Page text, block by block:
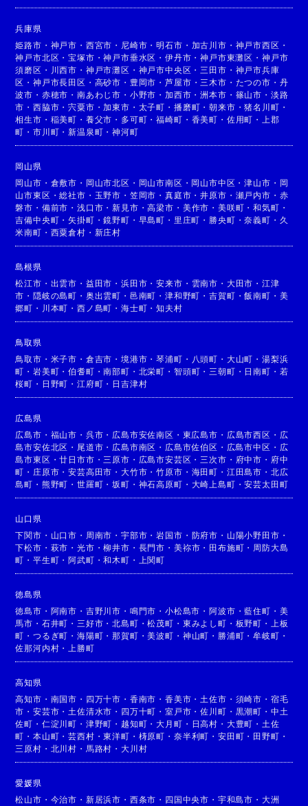
兵庫県
姫路市 ・ 神戸市 ・ 西宮市 ・ 尼崎市 ・明石市 ・ 加古川市 ・ 神戸市西区 ・
神戸市北区 ・宝塚市 ・神戸市垂水区 ・伊丹市 ・神戸市東灘区 ・ 神戸市
須磨区 ・ 川西市 ・ 神戸市灘区 ・ 神戸市中央区 ・ 三田市 ・ 神戸市兵庫
区 ・神戸市長田区 ・ 高砂市 ・ 豊岡市 ・芦屋市 ・ 三木市 ・ たつの市 ・ 丹
波市 ・ 赤穂市 ・南あわじ市 ・ 小野市 ・加西市 ・洲本市 ・ 篠山市 ・ 淡路
市 ・西脇市 ・宍粟市 ・加東市 ・ 太子町 ・ 播磨町 ・朝来市 ・猪名川町 ・
相生市 ・ 稲美町 ・ 養父市 ・ 多可町 ・福崎町 ・ 香美町 ・ 佐用町 ・
上郡
町 ・市川町 ・新温泉町 ・神河町
岡山県
岡山市 ・ 倉敷市 ・ 岡山市北区 ・ 岡山市南区 ・ 岡山市中区 ・津山市 ・ 岡
山市東区 ・総社市 ・ 玉野市 ・ 笠岡市 ・真庭市 ・井原市 ・ 瀬戸内市 ・ 赤
磐市 ・ 備前市 ・浅口市 ・新見市 ・高梁市 ・ 美作市 ・ 美咲町 ・和気町 ・
吉備中央町 ・矢掛町 ・鏡野町 ・ 早島町 ・ 里庄町 ・ 勝央町 ・奈義町 ・ 久
米南町 ・ 西粟倉村 ・ 新庄村
島根県
松江市 ・ 出雲市 ・ 益田市 ・浜田市 ・安来市 ・ 雲南市 ・ 大田市 ・ 江津
市 ・隠岐の島町 ・ 奥出雲町 ・ 邑南町 ・津和野町 ・吉賀町 ・飯南町 ・ 美
郷町 ・ 川本町 ・西ノ島町 ・海士町 ・知夫村
鳥取県
鳥取市 ・ 米子市 ・ 倉吉市 ・境港市 ・琴浦町 ・ 八頭町 ・ 大山町 ・ 湯梨浜
町 ・岩美町 ・伯耆町 ・南部町 ・ 北栄町 ・ 智頭町 ・ 三朝町 ・ 日南町 ・ 若
桜町 ・ 日野町 ・江府町 ・ 日吉津村
広島県
広島市 ・ 福山市 ・ 呉市 ・ 広島市安佐南区 ・ 東広島市 ・ 広島市西区 ・ 広
島市安佐北区 ・ 尾道市 ・ 広島市南区 ・ 広島市佐伯区 ・ 広島市中区 ・ 広
島市東区 ・廿日市市 ・ 三原市 ・ 広島市安芸区 ・ 三次市 ・ 府中市 ・ 府中
町 ・ 庄原市 ・安芸高田市 ・大竹市 ・竹原市 ・ 海田町 ・ 江田島市 ・ 北広
島町 ・ 熊野町 ・世羅町 ・坂町 ・ 神石高原町 ・ 大崎上島町 ・安芸太田町
山口県
下関市 ・ 山口市 ・ 周南市 ・宇部市 ・岩国市 ・ 防府市 ・ 山陽小野田市 ・
下松市 ・ 萩市 ・光市 ・柳井市 ・ 長門市 ・ 美祢市 ・ 田布施町 ・ 周防大島
町 ・平生町 ・阿武町 ・和木町 ・ 上関町
徳島県
徳島市 ・ 阿南市 ・ 吉野川市 ・ 鳴門市 ・小松島市 ・阿波市 ・藍住町 ・ 美
馬市 ・ 石井町 ・ 三好市 ・北島町 ・松茂町 ・ 東みよし町 ・ 板野町 ・
上板
町 ・つるぎ町 ・海陽町 ・那賀町 ・美波町 ・ 神山町 ・ 勝浦町 ・牟岐町 ・
佐那河内村 ・ 上勝町
高知県
高知市 ・ 南国市 ・ 四万十市 ・ 香南市 ・香美市 ・ 土佐市 ・ 須崎市 ・ 宿毛
市 ・安芸市 ・ 土佐清水市 ・ 四万十町 ・室戸市 ・佐川町 ・ 黒潮町 ・ 中土
佐町 ・ 仁淀川町 ・ 津野町 ・ 越知町 ・大月町 ・ 日高村 ・ 大豊町 ・ 土佐
町 ・本山町 ・芸西村 ・東洋町 ・ 梼原町 ・ 奈半利町 ・ 安田町 ・ 田野町 ・
三原村 ・ 北川村 ・ 馬路村 ・大川村
愛媛県
松山市 ・ 今治市 ・ 新居浜市 ・ 西条市 ・ 四国中央市 ・ 宇和島市 ・ 大洲